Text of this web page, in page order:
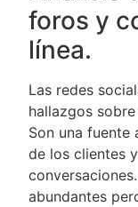
foros y
línea.
Las redes
hallazgos
Son una fuente
de los clientes
abundantes